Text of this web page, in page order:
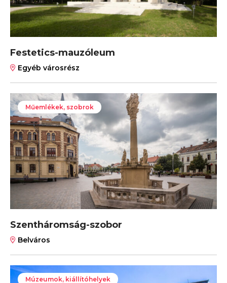
Festetics-mauzóleum
Egyéb városrész
Műemlékek, szobrok
Szentháromság-szobor
Belváros
Múzeumok, kiállítóhelyek